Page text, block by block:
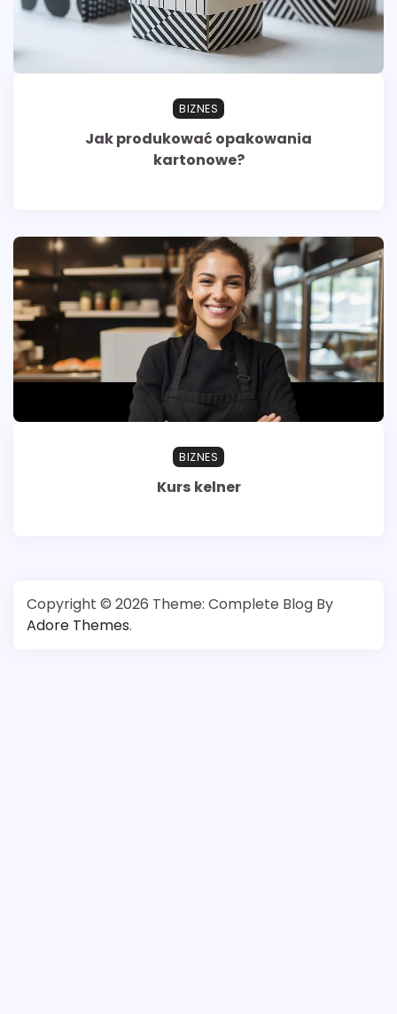
BIZNES
Jak produkować opakowania
kartonowe?
BIZNES
Kurs kelner
Copyright © 2026 Theme: Complete Blog By
Adore Themes.